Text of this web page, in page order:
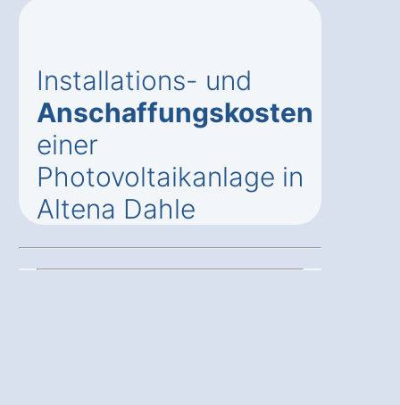
Installations- und
Anschaffungskosten
einer
Photovoltaikanlage in
Altena Dahle